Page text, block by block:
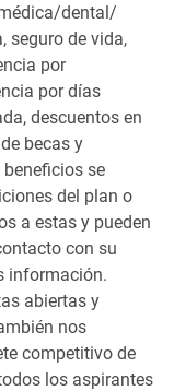
dental/
seguro de vida,
por
por días
descuentos en
becas y
se
del plan o
a estas y pueden
con su
información.
abiertas y
nos
competitivo de
los aspirantes